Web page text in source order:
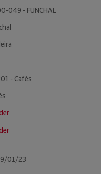
049 - FUNCHAL
- Cafés
01/23